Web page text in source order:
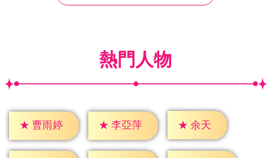
熱門人物
★ 曹雨婷 ★ 李亞萍 ★ 余天